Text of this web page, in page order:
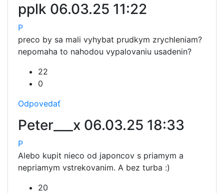
pplk 06.03.25 11:22
P
preco by sa mali vyhybat prudkym zrychleniam?
nepomaha to nahodou vypalovaniu usadenin?
22
0
Odpovedať
Peter___x 06.03.25 18:33
P
Alebo kupit nieco od japoncov s priamym a
nepriamym vstrekovanim. A bez turba :)
20